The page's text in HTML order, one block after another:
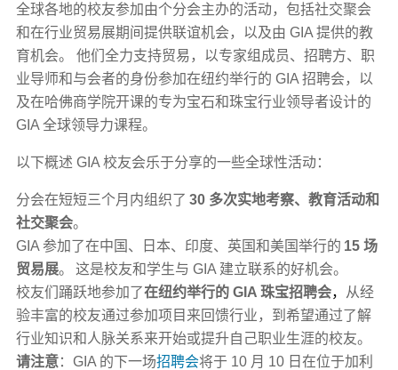
全球各地的校友参加由个分会主办的活动，包括社交聚会
和在行业贸易展期间提供联谊机会，以及由 GIA 提供的教
育机会。 他们全力支持贸易，以专家组成员、招聘方、职
业导师和与会者的身份参加在纽约举行的 GIA 招聘会，以
及在哈佛商学院开课的专为宝石和珠宝行业领导者设计的
GIA 全球领导力课程。
以下概述 GIA 校友会乐于分享的一些全球性活动：
分会在短短三个月内组织了 30 多次实地考察、教育活动和
社交聚会。
GIA 参加了在中国、日本、印度、英国和美国举行的 15 场
贸易展。
这是校友和学生与 GIA 建立联系的好机会。
校友们踊跃地参加了在纽约举行的 GIA 珠宝招聘会，
从经
验丰富的校友通过参加项目来回馈行业，到希望通过了解
行业知识和人脉关系来开始或提升自己职业生涯的校友。
请注意：GIA 的下一场招聘会将于 10 月 10 日在位于加利